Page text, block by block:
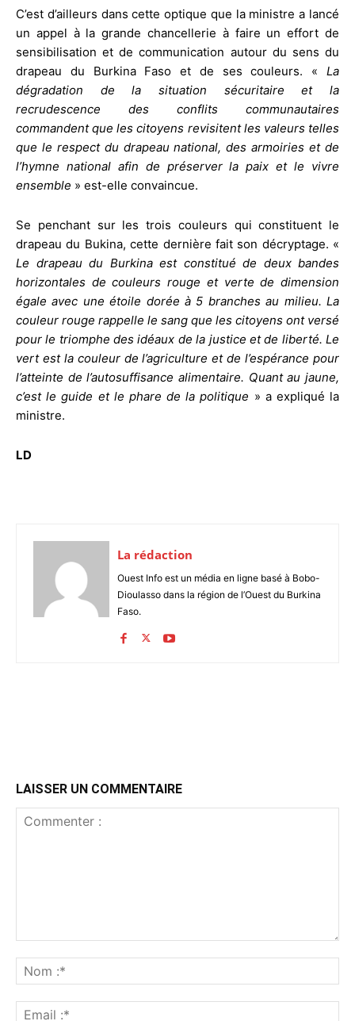
C’est d’ailleurs dans cette optique que la ministre a lancé
un appel à la grande chancellerie à faire un effort de
sensibilisation et de communication autour du sens du
drapeau du Burkina Faso et de ses couleurs. « La
dégradation de la situation sécuritaire et la
recrudescence des conflits communautaires
commandent que les citoyens revisitent les valeurs telles
que le respect du drapeau national, des armoiries et de
l’hymne national afin de préserver la paix et le vivre
ensemble » est-elle convaincue.
Se penchant sur les trois couleurs qui constituent le
drapeau du Bukina, cette dernière fait son décryptage. «
Le drapeau du Burkina est constitué de deux bandes
horizontales de couleurs rouge et verte de dimension
égale avec une étoile dorée à 5 branches au milieu. La
couleur rouge rappelle le sang que les citoyens ont versé
pour le triomphe des idéaux de la justice et de liberté. Le
vert est la couleur de l’agriculture et de l’espérance pour
l’atteinte de l’autosuffisance alimentaire. Quant au jaune,
c’est le guide et le phare de la politique » a expliqué la
ministre.
LD
La rédaction
Ouest Info est un média en ligne basé à Bobo-
Dioulasso dans la région de l’Ouest du Burkina
Faso.
LAISSER UN COMMENTAIRE
:*